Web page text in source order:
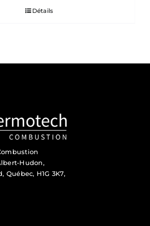
Détails
Hudon,
Québec, H1G 3K7,